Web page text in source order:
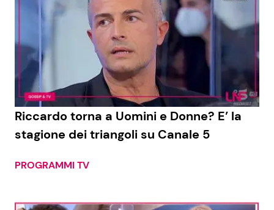
Chi siamo
Disclaimer e Privacy
Redazione
Contattaci
Pubblicità
Riccardo torna a Uomini e Donne? E’ la
stagione dei triangoli su Canale 5
PROGRAMMI TV